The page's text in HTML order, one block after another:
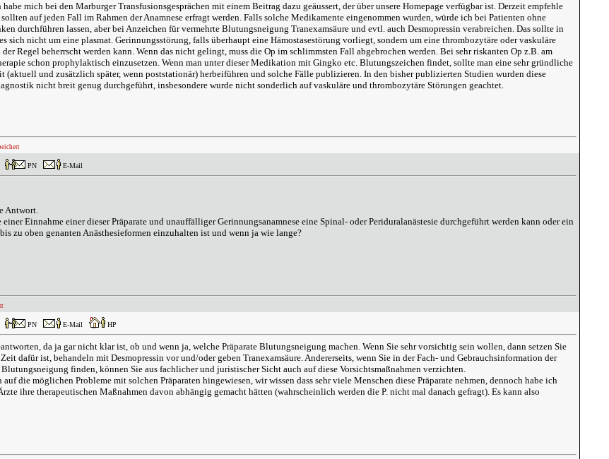
mich bei den Marburger Transfusionsgesprächen mit einem Beitrag dazu geäussert, der über unsere Homepage verfügbar ist. Derzeit empfehle
auf jeden Fall im Rahmen der Anamnese erfragt werden. Falls solche Medikamente eingenommen wurden, würde ich bei Patienten ohne
durchführen lassen, aber bei Anzeichen für vermehrte Blutungsneigung Tranexamsäure und evtl. auch Desmopressin verabreichen. Das sollte in
sich nicht um eine plasmat. Gerinnungsstörung, falls überhaupt eine Hämostasestörung vorliegt, sondern um eine thrombozytäre oder vaskuläre
Regel beherrscht werden kann. Wenn das nicht gelingt, muss die Op im schlimmsten Fall abgebrochen werden. Bei sehr riskanten Op z.B. am
schon prophylaktisch einzusetzen. Wenn man unter dieser Medikation mit Gingko etc. Blutungszeichen findet, sollte man eine sehr gründliche
und zusätzlich später, wenn poststationär) herbeiführen und solche Fälle publizieren. In den bisher publizierten Studien wurden diese
nicht breit genug durchgeführt, insbesondere wurde nicht sonderlich auf vaskuläre und thrombozytäre Störungen geachtet.
PN E-Mail
Antwort.
Einnahme einer dieser Präparate und unauffälliger Gerinnungsanamnese eine Spinal- oder Periduralanästesie durchgeführt werden kann oder ein
zu oben genanten Anästhesieformen einzuhalten ist und wenn ja wie lange?
PN E-Mail HP
da ja gar nicht klar ist, ob und wenn ja, welche Präparate Blutungsneigung machen. Wenn Sie sehr vorsichtig sein wollen, dann setzen Sie
dafür ist, behandeln mit Desmopressin vor und/oder geben Tranexamsäure. Andererseits, wenn Sie in der Fach- und Gebrauchsinformation der
finden, können Sie aus fachlicher und juristischer Sicht auch auf diese Vorsichtsmaßnahmen verzichten.
die möglichen Probleme mit solchen Präparaten hingewiesen, wir wissen dass sehr viele Menschen diese Präparate nehmen, dennoch habe ich
ihre therapeutischen Maßnahmen davon abhängig gemacht hätten (wahrscheinlich werden die P. nicht mal danach gefragt). Es kann also